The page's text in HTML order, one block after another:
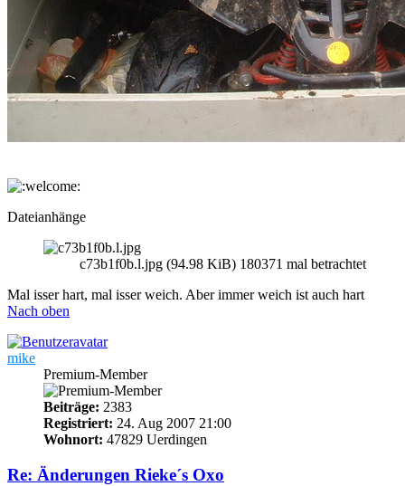
Dateianhänge
c73b1f0b.l.jpg (94.98 KiB) 180371 mal betrachtet
Mal isser hart, mal isser weich. Aber immer weich ist auch hart
Nach oben
mike
Premium-Member
Beiträge: 2383
Registriert: 24. Aug 2007 21:00
Wohnort: 47829 Uerdingen
Re: Änderungen Rieke´s Oxo